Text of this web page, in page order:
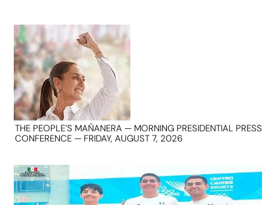
THE PEOPLE’S MAÑANERA — MORNING PRESIDENTIAL PRESS
CONFERENCE — FRIDAY, AUGUST 7, 2026